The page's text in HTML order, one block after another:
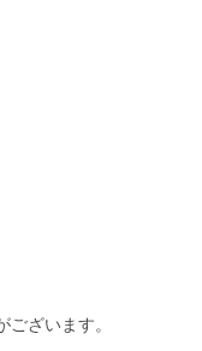
ざいます。